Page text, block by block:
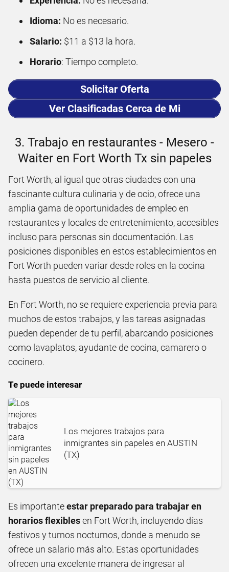
Idioma: No es necesario.
Salario: $11 a $13 la hora.
Horario: Tiempo completo.
Solicitar Oferta
Ver Clasificadas Cerca de Mi
3. Trabajo en restaurantes - Mesero -
Waiter en Fort Worth Tx sin papeles
Fort Worth, al igual que otras ciudades con una
fascinante cultura culinaria y de ocio, ofrece una
amplia gama de oportunidades de empleo en
restaurantes y locales de entretenimiento, accesibles
incluso para personas sin documentación. Las
posiciones disponibles en estos establecimientos en
Fort Worth pueden variar desde roles en la cocina
hasta puestos de servicio al cliente.
En Fort Worth, no se requiere experiencia previa para
muchos de estos trabajos, y las tareas asignadas
pueden depender de tu perfil, abarcando posiciones
como lavaplatos, ayudante de cocina, camarero o
cocinero.
Te puede interesar
Los mejores trabajos para
inmigrantes sin papeles en AUSTIN
(TX)
Es importanteestar preparado para trabajar en
horarios flexiblesen Fort Worth, incluyendo días
festivos y turnos nocturnos, donde a menudo se
ofrece un salario más alto. Estas oportunidades
ofrecen una excelente manera de ingresar al